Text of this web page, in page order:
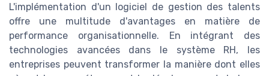
L'implémentation d'un logiciel de gestion des talents
offre une multitude d'avantages en matière de
performance organisationnelle. En intégrant des
technologies avancées dans le système RH, les
entreprises peuvent transformer la manière dont elles